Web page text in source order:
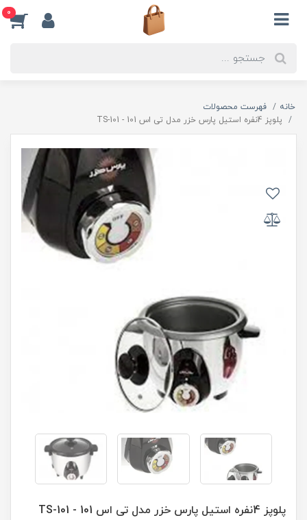
0
خانه
فهرست محصولات
پلوپز 4نفره استیل پارس خزر مدل تی اس 101 - TS-101
پلوپز 4نفره استیل پارس خزر مدل تی اس 101 - TS-101